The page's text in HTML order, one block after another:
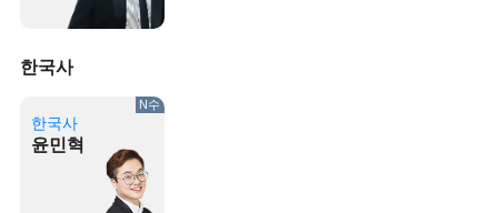
한국사
한국사
윤민혁
N수